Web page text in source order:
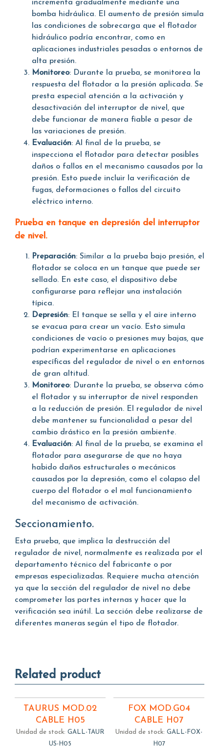
incrementa gradualmente mediante una
bomba hidráulica. El aumento de presión simula
las condiciones de sobrecarga que el flotador
hidráulico podría encontrar, como en
aplicaciones industriales pesadas o entornos de
alta presión.
Monitoreo: Durante la prueba, se monitorea la
respuesta del flotador a la presión aplicada. Se
presta especial atención a la activación y
desactivación del interruptor de nivel, que
debe funcionar de manera fiable a pesar de
las variaciones de presión.
Evaluación: Al final de la prueba, se
inspecciona el flotador para detectar posibles
daños o fallos en el mecanismo causados por la
presión. Esto puede incluir la verificación de
fugas, deformaciones o fallos del circuito
eléctrico interno.
Prueba en tanque en depresión del interruptor
de nivel.
Preparación: Similar a la prueba bajo presión, el
flotador se coloca en un tanque que puede ser
sellado. En este caso, el dispositivo debe
configurarse para reflejar una instalación
típica.
Depresión: El tanque se sella y el aire interno
se evacua para crear un vacío. Esto simula
condiciones de vacío o presiones muy bajas, que
podrían experimentarse en aplicaciones
específicas del regulador de nivel o en entornos
de gran altitud.
Monitoreo: Durante la prueba, se observa cómo
el flotador y su interruptor de nivel responden
a la reducción de presión. El regulador de nivel
debe mantener su funcionalidad a pesar del
cambio drástico en la presión ambiente.
Evaluación: Al final de la prueba, se examina el
flotador para asegurarse de que no haya
habido daños estructurales o mecánicos
causados por la depresión, como el colapso del
cuerpo del flotador o el mal funcionamiento
del mecanismo de activación.
Seccionamiento.
Esta prueba, que implica la destrucción del
regulador de nivel, normalmente es realizada por el
departamento técnico del fabricante o por
empresas especializadas. Requiere mucha atención
ya que la sección del regulador de nivel no debe
comprometer las partes internas y hacer que la
verificación sea inútil. La sección debe realizarse de
diferentes maneras según el tipo de flotador.
Related product
TAURUS MOD.02
CABLE H05
Unidad de stock: GALL-TAUR
US-H05
FOX MOD.G04
CABLE H07
Unidad de stock: GALL-FOX-
H07